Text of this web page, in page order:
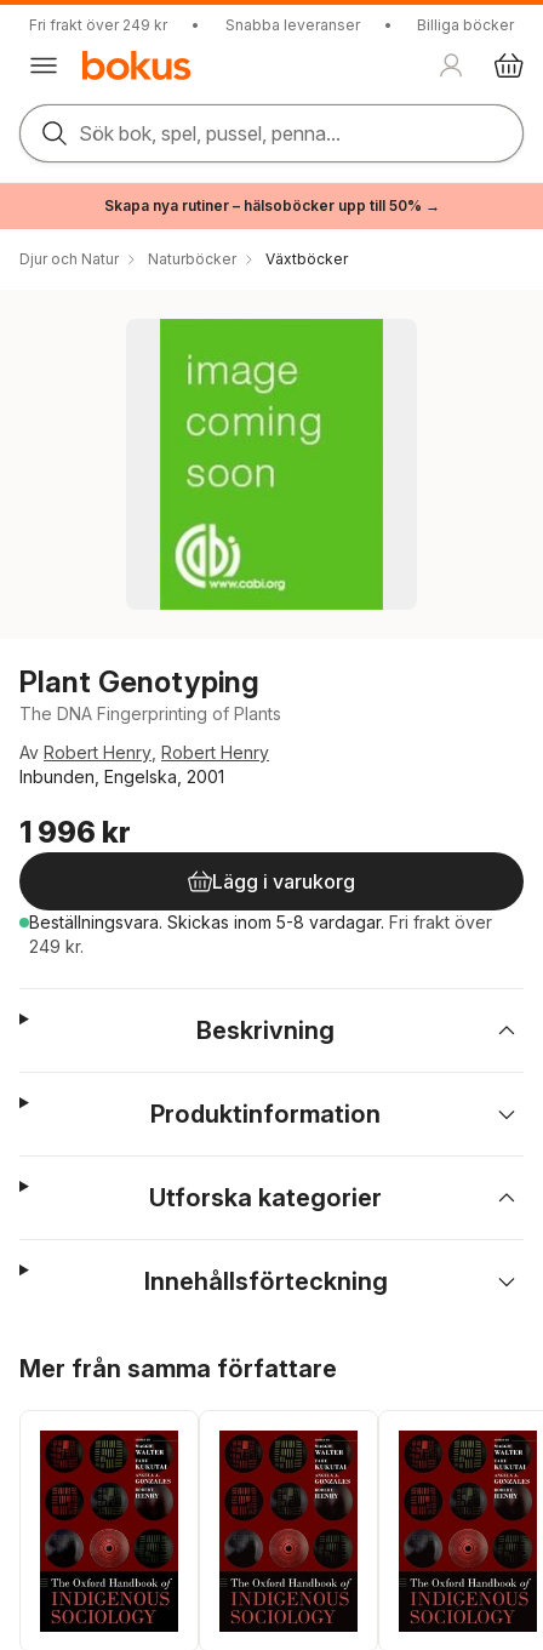
Fri frakt över 249 kr • Snabba leveranser • Billiga böcker
Sök bok, spel, pussel, penna...
Skapa nya rutiner – hälsoböcker upp till 50% →
Djur och Natur Naturböcker Växtböcker
Plant Genotyping
The DNA Fingerprinting of Plants
Av Robert Henry Robert Henry
Inbunden, Engelska, 2001
1 996 kr
Lägg i varukorg
Beställningsvara. Skickas inom 5-8 vardagar. Fri frakt över
249 kr.
Beskrivning
Produktinformation
Utforska kategorier
Innehållsförteckning
Mer från samma författare